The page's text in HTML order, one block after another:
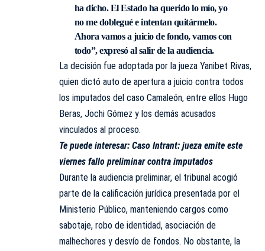
ha dicho. El Estado ha querido lo mío, yo
no me doblegué e intentan quitármelo.
Ahora vamos a juicio de fondo, vamos con
todo”, expresó al salir de la audiencia.
La decisión fue adoptada por la jueza Yanibet Rivas,
quien dictó auto de apertura a juicio contra todos
los imputados del caso Camaleón, entre ellos Hugo
Beras, Jochi Gómez y los demás acusados
vinculados al proceso.
Te puede interesar: Caso Intrant: jueza emite este
viernes fallo preliminar contra imputados
Durante la audiencia preliminar, el tribunal acogió
parte de la calificación jurídica presentada por el
Ministerio Público, manteniendo cargos como
sabotaje, robo de identidad, asociación de
malhechores y desvío de fondos. No obstante, la